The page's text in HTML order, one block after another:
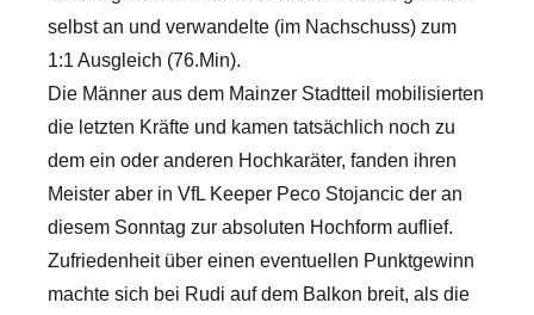
selbst an und verwandelte (im Nachschuss) zum
1:1 Ausgleich (76.Min).
Die Männer aus dem Mainzer Stadtteil mobilisierten
die letzten Kräfte und kamen tatsächlich noch zu
dem ein oder anderen Hochkaräter, fanden ihren
Meister aber in VfL Keeper Peco Stojancic der an
diesem Sonntag zur absoluten Hochform auflief.
Zufriedenheit über einen eventuellen Punktgewinn
machte sich bei Rudi auf dem Balkon breit, als die